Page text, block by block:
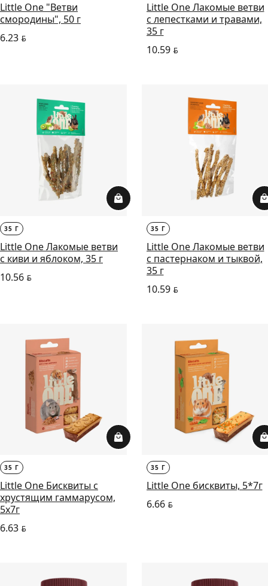
Little One "Ветви
смородины", 50 г
6.23 BYN
Little One Лакомые ветви
с лепестками и травами,
35 г
10.59BYN
35 Г
Little One Лакомые ветви
с киви и яблоком, 35 г
10.56 BYN
35 Г
Little One Лакомые ветви
с пастернаком и тыквой,
35 г
10.59BYN
35 Г
Little One Бисквиты с
хрустящим гаммарусом,
5х7г
6.63 BYN
35 Г
Little One бисквиты, 5*7г
6.66BYN